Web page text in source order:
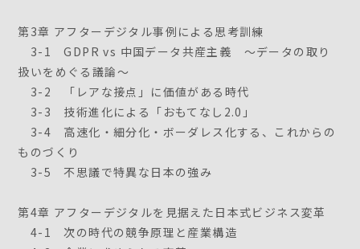
第3章 アフターデジタル事例による思考訓練
3-1 GDPR vs 中国データ共産主義 ～データの取り
扱いをめぐる議論～
3-2 「レアな接点」に価値がある時代
3-3 技術進化による「おもてなし2.0」
3-4 高速化・細分化・ボーダレス化する、これからの
ものづくり
3-5 不思議で特異な日本の強み
第4章 アフターデジタルを見据えた日本式ビジネス変革
4-1 次の時代の競争原理と産業構造